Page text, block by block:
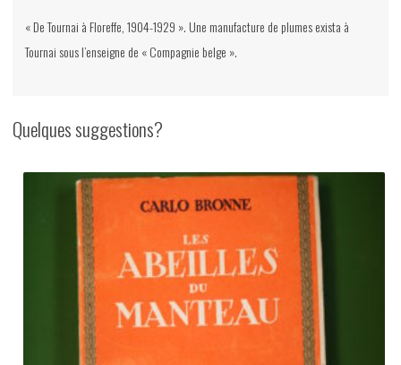
« De Tournai à Floreffe, 1904-1929 ». Une manufacture de plumes exista à
Tournai sous l’enseigne de « Compagnie belge ».
Quelques suggestions?